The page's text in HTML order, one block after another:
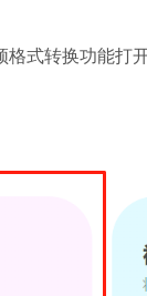
式转换功能打